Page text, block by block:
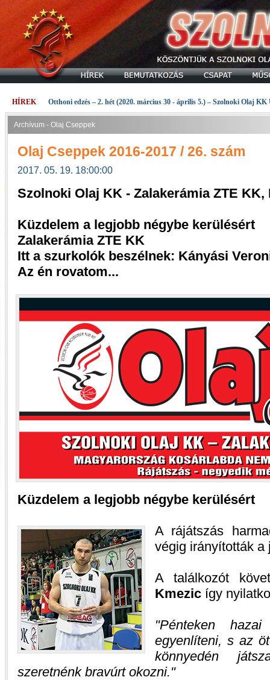
HÍREK Otthoni edzés – 2. hét (2020. március 30 - április 5.) – Szolnoki Olaj KK
Archívum - Olaj Cseppek
Olaj Cseppek 2016-2017 / 26. szám
2017. 05. 19. 18:00:00
Szolnoki Olaj KK - Zalakerámia ZTE
Küzdelem a legjobb négybe kerülésért
Zalakerámia ZTE KK
Itt a szurkolók beszélnek: Kányási
Az én rovatom...
Küzdelem a legjobb négybe kerülésért
A rájátszás
végig irányították a
A találkozót
Kmezic így
Pénteken hazai
egyenlíteni, s az
könnyedén
szeretnénk bravúrt okozni.